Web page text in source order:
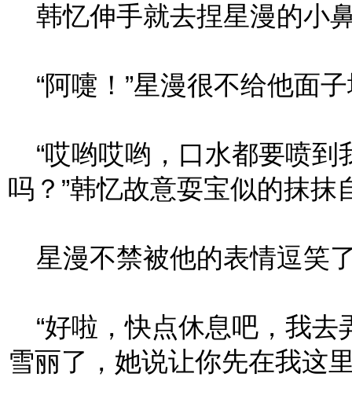
韩忆伸手就去捏星漫的小
“阿嚏！”星漫很不给他面
“哎哟哎哟，口水都要喷到
吗？”韩忆故意耍宝似的抹抹
星漫不禁被他的表情逗笑
“好啦，快点休息吧，我去
雪丽了，她说让你先在我这